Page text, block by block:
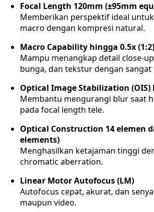
Focal Length 120mm (±95mm
Memberikan perspektif ideal
macro dengan kompresi natural.
Macro Capability hingga 0.5x (1:2)
Mampu menangkap detail close-
bunga, dan tekstur dengan sangat
Optical Image Stabilization (OIS)
Membantu mengurangi blur saat
pada focal length tele.
Optical Construction 14 elemen
elements)
Menghasilkan ketajaman tinggi
chromatic aberration.
Linear Motor Autofocus (LM)
Autofocus cepat, akurat, dan
maupun video.